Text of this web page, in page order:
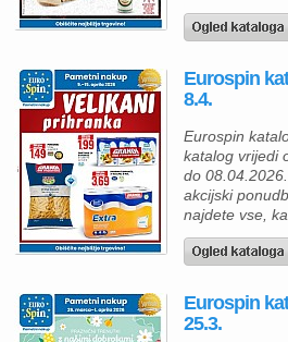
kakovostni
dostopnih
Iz noveg
kataloga
fižol borlotti
samo 0,45 €,
za pripravo
solat ali prilog.
ne sme
Eurospin
8.4.
Eurospin
katalog vrijedi
do
akcijski
najdete vse,
potrebujete za
bogato
pritegne
pečeno šunko
je na voljo za
Eurospin
25.3.